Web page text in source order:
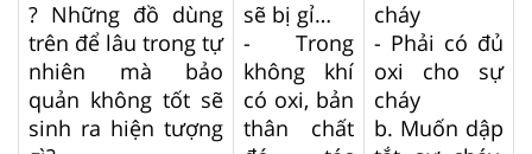
? Những đồ dùng
trên để lâu trong tự
nhiên mà bảo
quản không tốt sẽ
sinh ra hiện tượng
sẽ bị gỉ…
- Trong
không khí
có oxi, bản
thân chất
cháy
- Phải có đủ
oxi cho sự
cháy
b. Muốn dập